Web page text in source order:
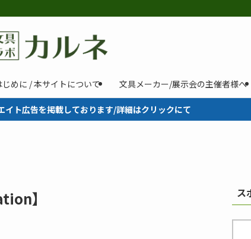
じめに / 本サイトについて 文具メーカー/展示会の主催者様へ
イト広告を掲載しております/詳細はクリックにて
】 ス